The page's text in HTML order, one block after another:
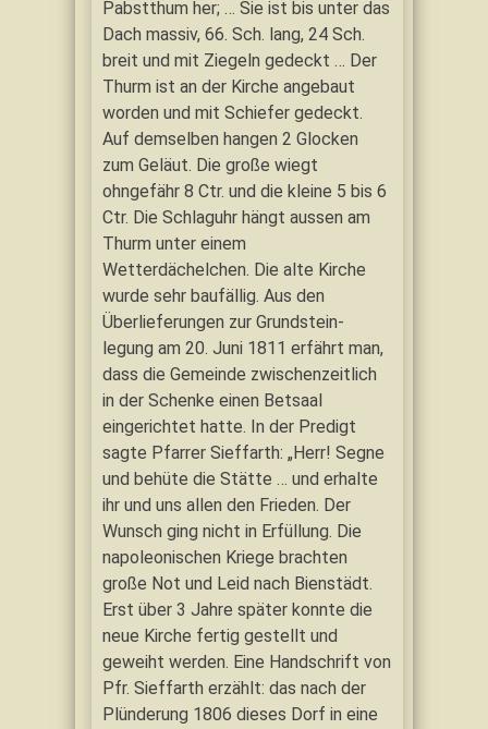
Pabstthum her; … Sie ist bis unter das
Dach massiv, 66. Sch. lang, 24 Sch.
breit und mit Ziegeln gedeckt … Der
Thurm ist an der Kirche angebaut
worden und mit Schiefer gedeckt.
Auf demselben hangen 2 Glocken
zum Geläut. Die große wiegt
ohngefähr 8 Ctr. und die kleine 5 bis 6
Ctr. Die Schlaguhr hängt aussen am
Thurm unter einem
Wetterdächelchen. Die alte Kirche
wurde sehr baufällig. Aus den
Überlieferungen zur Grundstein-
legung am 20. Juni 1811 erfährt man,
dass die Gemeinde zwischenzeitlich
in der Schenke einen Betsaal
eingerichtet hatte. In der Predigt
sagte Pfarrer Sieffarth: „Herr! Segne
und behüte die Stätte … und erhalte
ihr und uns allen den Frieden. Der
Wunsch ging nicht in Erfüllung. Die
napoleonischen Kriege brachten
große Not und Leid nach Bienstädt.
Erst über 3 Jahre später konnte die
neue Kirche fertig gestellt und
geweiht werden. Eine Handschrift von
Pfr. Sieffarth erzählt: das nach der
Plünderung 1806 dieses Dorf in eine